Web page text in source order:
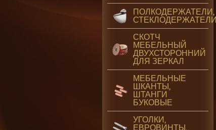
ПОЛКОДЕРЖАТЕЛИ,
СТЕКЛОДЕРЖАТЕЛИ
СКОТЧ
МЕБЕЛЬНЫЙ
ДВУХСТОРОННИЙ
ДЛЯ ЗЕРКАЛ
МЕБЕЛЬНЫЕ
ШКАНТЫ,
ШТАНГИ
БУКОВЫЕ
УГОЛКИ,
ЕВРОВИНТЫ,